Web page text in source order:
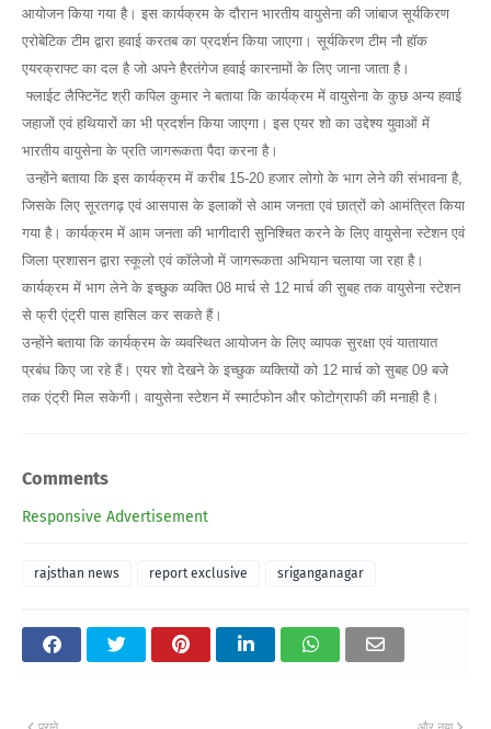
आयोजन किया गया है। इस कार्यक्रम के दौरान भारतीय वायुसेना की जांबाज सूर्यकिरण
एरोबेटिक टीम द्वारा हवाई करतब का प्रदर्शन किया जाएगा। सूर्यकिरण टीम नौ हॉक
एयरक्राफ्ट का दल है जो अपने हैरतंगेज हवाई कारनामों के लिए जाना जाता है।
फ्लाईट लैफ्टिनेंट श्री कपिल कुमार ने बताया कि कार्यक्रम में वायुसेना के कुछ अन्य हवाई
जहाजों एवं हथियारों का भी प्रदर्शन किया जाएगा। इस एयर शो का उद्देश्य युवाओं में
भारतीय वायुसेना के प्रति जागरूकता पैदा करना है।
उन्होंने बताया कि इस कार्यक्रम में करीब 15-20 हजार लोगो के भाग लेने की संभावना है,
जिसके लिए सूरतगढ़ एवं आसपास के इलाकों से आम जनता एवं छात्रों को आमंत्रित किया
गया है। कार्यक्रम में आम जनता की भागीदारी सुनिश्चित करने के लिए वायुसेना स्टेशन एवं
जिला प्रशासन द्वारा स्कूलो एवं कॉलेजो में जागरूकता अभियान चलाया जा रहा है।
कार्यक्रम में भाग लेने के इच्छुक व्यक्ति 08 मार्च से 12 मार्च की सुबह तक वायुसेना स्टेशन
से फ्री एंट्री पास हासिल कर सकते हैं।
उन्होंने बताया कि कार्यक्रम के व्यवस्थित आयोजन के लिए व्यापक सुरक्षा एवं यातायात
प्रबंध किए जा रहे हैं। एयर शो देखने के इच्छुक व्यक्तियों को 12 मार्च को सुबह 09 बजे
तक एंट्री मिल सकेगी। वायुसेना स्टेशन में स्मार्टफोन और फोटोग्राफी की मनाही है।
Comments
Responsive Advertisement
rajsthan news report exclusive sriganganagar